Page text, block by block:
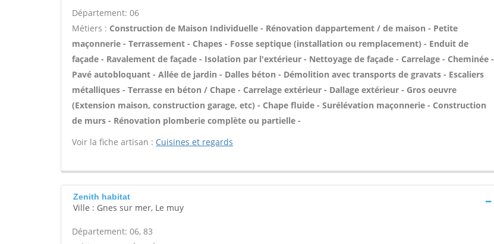
Département: 06
Métiers : Construction de Maison Individuelle - Rénovation dappartement / de maison - Petite
maçonnerie - Terrassement - Chapes - Fosse septique (installation ou remplacement) - Enduit de
façade - Ravalement de façade - Isolation par l'extérieur - Nettoyage de façade - Carrelage - Cheminée -
Pavé autobloquant - Allée de jardin - Dalles béton - Démolition avec transports de gravats - Escaliers
métalliques - Terrasse en béton / Chape - Carrelage extérieur - Dallage extérieur - Gros oeuvre
(Extension maison, construction garage, etc) - Chape fluide - Surélévation maçonnerie - Construction
de murs - Rénovation plomberie complète ou partielle -
Voir la fiche artisan : Cuisines et regards
Zenith habitat
Ville : Gnes sur mer, Le muy
Département: 06, 83